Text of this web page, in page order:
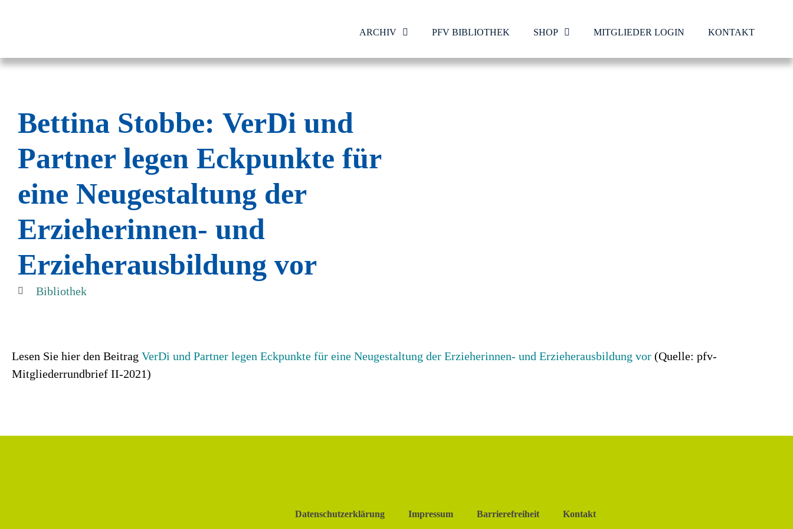
ARCHIV PFV BIBLIOTHEK SHOP MITGLIEDER LOGIN KONTAKT
Bettina Stobbe: VerDi und
Partner legen Eckpunkte für
eine Neugestaltung der
Erzieherinnen- und
Erzieherausbildung vor
Bibliothek
Lesen Sie hier den Beitrag VerDi und Partner legen Eckpunkte für eine Neugestaltung der Erzieherinnen- und Erzieherausbildung vor (Quelle: pfv-
Mitgliederrundbrief II-2021)
Datenschutzerklärung Impressum Barrierefreiheit
Kontakt